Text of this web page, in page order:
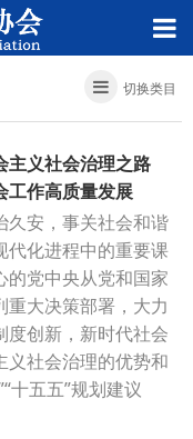
切换类目
主义社会治理之路
作高质量发展
久安，事关社会和谐
代化进程中的重要课
的党中央从党和国家
大决策部署，大力
度创新，新时代社会
义社会治理的优势和
十五五”规划建议